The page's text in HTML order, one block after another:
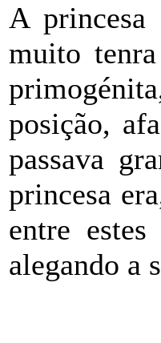
A
muito
posição,
passava
princesa
entre
alegando a